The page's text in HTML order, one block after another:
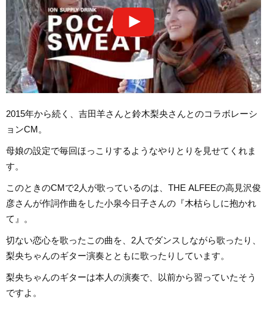
2015年から続く、吉田羊さんと鈴木梨央さんとのコラボレーシ
ョンCM。
母娘の設定で毎回ほっこりするようなやりとりを見せてくれま
す。
このときのCMで2人が歌っているのは、THE ALFEEの高見沢俊
彦さんが作詞作曲をした小泉今日子さんの『木枯らしに抱かれ
て』。
切ない恋心を歌ったこの曲を、2人でダンスしながら歌ったり、
梨央ちゃんのギター演奏とともに歌ったりしています。
梨央ちゃんのギターは本人の演奏で、以前から習っていたそう
ですよ。